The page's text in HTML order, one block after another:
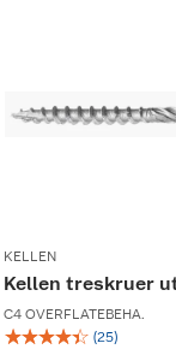
KELLEN
Kellen treskruer
C4 OVERFLATEBEHA.
☆☆☆☆☆ (25)